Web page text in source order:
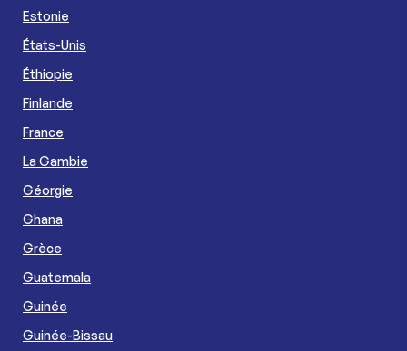
Estonie
États-Unis
Éthiopie
Finlande
France
La Gambie
Géorgie
Ghana
Grèce
Guatemala
Guinée
Guinée-Bissau